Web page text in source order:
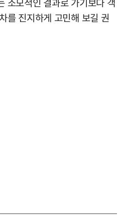
를 진지하게 고민해 보길 권